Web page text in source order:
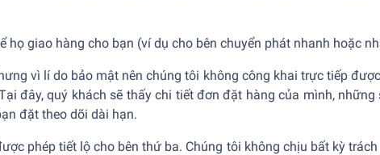
họ giao hàng cho bạn (ví dụ cho bên chuyển phát nhanh hoặc
vì lí do bảo mật nên chúng tôi không công khai trực tiếp
đây, quý khách sẽ thấy chi tiết đơn đặt hàng của mình,
đặt theo dõi dài hạn.
phép tiết lộ cho bên thứ ba. Chúng tôi không chịu bất kỳ